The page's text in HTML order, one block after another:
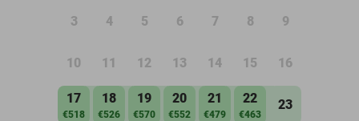
3 4 5 6 7 8 9
10 11 12 13 14 15 16
17
€518
18
€526
19
€570
20
€552
21
€479
22
€463
23